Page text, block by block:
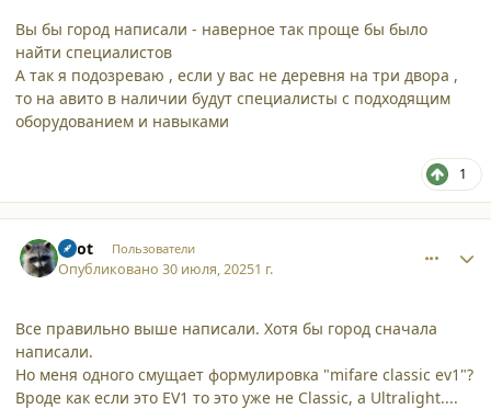
Вы бы город написали - наверное так проще бы было
найти специалистов
А так я подозреваю , если у вас не деревня на три двора ,
то на авито в наличии будут специалисты с подходящим
оборудованием и навыками
1
Enot Пользователи
Опубликовано30 июля, 20251 г.
Все правильно выше написали. Хотя бы город сначала
написали.
Но меня одного смущает формулировка "mifare classic ev1"?
Вроде как если это EV1 то это уже не Classic, а Ultralight....